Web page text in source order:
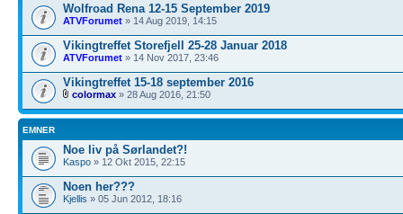
Wolfroad Rena 12-15 September 2019
ATVForumet » 14 Aug 2019, 14:15
Vikingtreffet Storefjell 25-28 Januar 2018
ATVForumet » 14 Nov 2017, 23:46
Vikingtreffet 15-18 september 2016
colormax » 28 Aug 2016, 21:50
EMNER
Noe liv på Sørlandet?!
Kaspo » 12 Okt 2015, 22:15
Noen her???
Kjellis » 05 Jun 2012, 18:16